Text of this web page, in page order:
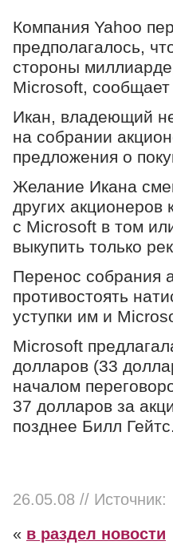
Компания Yahoo
предполагалось,
стороны
Microsoft, сообщает
Икан, владеющий
на собрании
предложения о
Желание Икана
других
с Microsoft в том
выкупить только
Перенос собрания
противостоять
уступки им и
Microsoft
долларов (33
началом
37 долларов за
позднее Билл Гейтс.
26.05.08 // Источник:
« в раздел новости